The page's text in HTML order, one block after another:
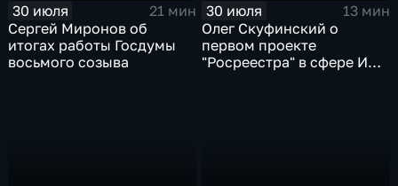
30 июля
21 мин
Сергей Миронов об
итогах работы Госдумы
восьмого созыва
30 июля
13 мин
Олег Скуфинский о
первом проекте
"Росреестра" в сфере ИИ